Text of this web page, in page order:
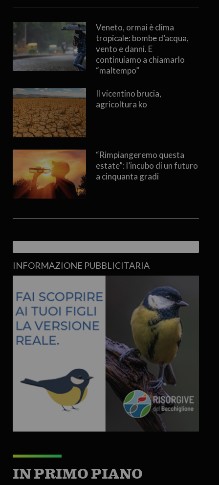
Veneto, ormai è clima
tropicale: bombe d’acqua,
vento e danni. E
continuiamo a chiamarlo
“maltempo”
Il vicentino brucia,
agricoltura ko
“Rimpiangeremo questa
estate”: l’incubo di un futuro
a cinquanta gradi
INFORMAZIONE PUBBLICITARIA
IN PRIMO PIANO